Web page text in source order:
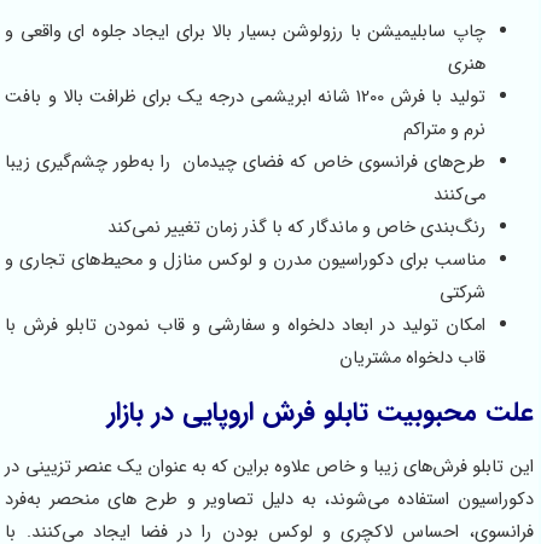
چاپ سابلیمیشن با رزولوشن بسیار بالا برای ایجاد جلوه ای واقعی و
هنری
تولید با فرش 1200 شانه ابریشمی درجه یک برای ظرافت بالا و بافت
نرم و متراکم
طرح‌های فرانسوی خاص که فضای چیدمان را به‌طور چشم‌گیری زیبا
می‌کنند
رنگ‌بندی خاص و ماندگار که با گذر زمان تغییر نمی‌کند
مناسب برای دکوراسیون مدرن و لوکس منازل و محیط‌های تجاری و
شرکتی
امکان تولید در ابعاد دلخواه و سفارشی و قاب نمودن تابلو فرش با
قاب دلخواه مشتریان
علت محبوبیت تابلو فرش اروپایی در بازار
این تابلو فرش‌های زیبا و خاص علاوه براین که به عنوان یک عنصر تزیینی در
دکوراسیون استفاده می‌شوند، به دلیل تصاویر و طرح های منحصر به‌فرد
فرانسوی، احساس لاکچری و لوکس بودن را در فضا ایجاد می‌کنند. با